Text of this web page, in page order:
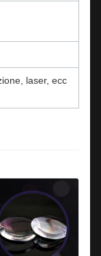
laser, ecc